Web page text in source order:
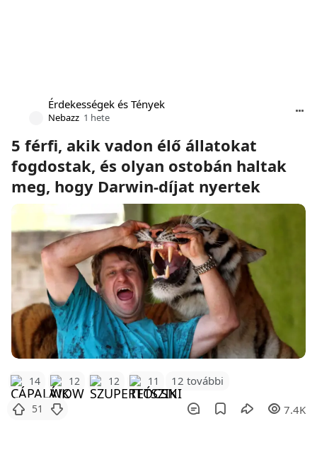
Érdekességek és Tények
Nebazz 1 hete
5 férfi, akik vadon élő állatokat
fogdostak, és olyan ostobán haltak
meg, hogy Darwin-díjat nyertek
14 12 12 11 12 további
51 7.4K